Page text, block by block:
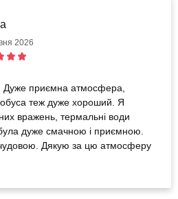
2026
Дуже приємна атмосфера,
теж дуже хороший. Я
вражень, термальні води
була дуже смачною і приємною.
Дякую за цю атмосферу